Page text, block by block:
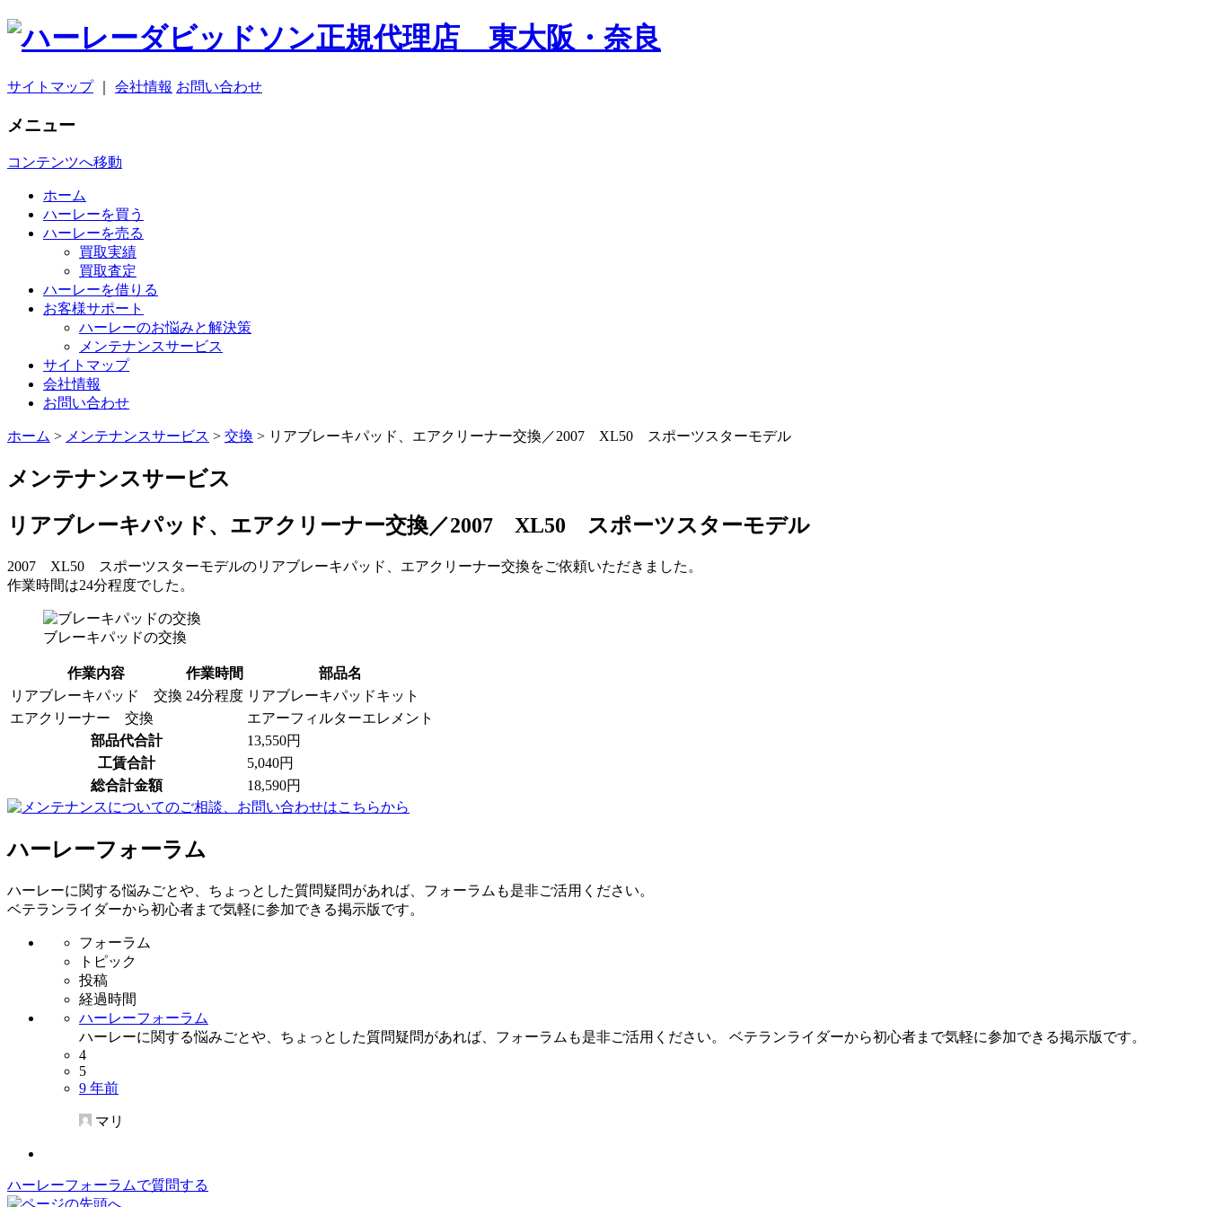
サイトマップ｜ 会社情報 お問い合わせ
メニュー
コンテンツへ移動
ホーム
ハーレーを買う
ハーレーを売る
買取実績
買取査定
ハーレーを借りる
お客様サポート
ハーレーのお悩みと解決策
メンテナンスサービス
サイトマップ
会社情報
お問い合わせ
ホーム > メンテナンスサービス > 交換 > リアブレーキパッド、エアクリーナー交換／2007 XL50 スポーツスターモデル
メンテナンスサービス
リアブレーキパッド、エアクリーナー交換／2007 XL50 スポーツスターモデル
2007 XL50 スポーツスターモデルのリアブレーキパッド、エアクリーナー交換をご依頼いただきました。
作業時間は24分程度でした。
ブレーキパッドの交換
作業内容 作業時間
部品名
リアブレーキパッド 交換 24分程度 リアブレーキパッドキット
エアクリーナー 交換
エアーフィルターエレメント
部品代合計
13,550円
工賃合計
5,040円
総合計金額
18,590円
ハーレーフォーラム
ハーレーに関する悩みごとや、ちょっとした質問疑問があれば、フォーラムも是非ご活用ください。
ベテランライダーから初心者まで気軽に参加できる掲示版です。
フォーラム
トピック
投稿
経過時間
ハーレーフォーラム
ハーレーに関する悩みごとや、ちょっとした質問疑問があれば、フォーラムも是非ご活用ください。 ベテランライダーから初心者まで気軽に参加できる掲示版です。
4
5
9 年前
マリ
ハーレーフォーラムで質問する